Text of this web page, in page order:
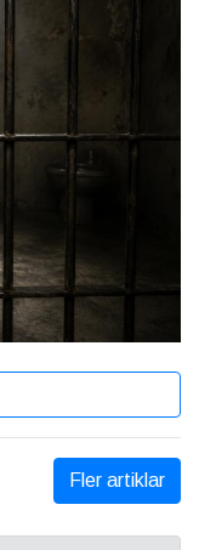
Fler artiklar